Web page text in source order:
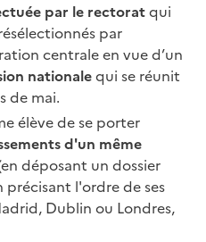
par le rectoratqui
par
centrale en vue d’un
nationalequi se réunit
de mai.
élève de se porter
d'un même
déposant un dossier
l'ordre de ses
Dublin ou Londres,